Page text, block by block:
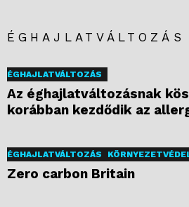
ÉGHAJLATVÁLTOZÁS
ÉGHAJLATVÁLTOZÁS
Az éghajlatváltozásnak
korábban kezdődik az
ÉGHAJLATVÁLTOZÁS
Zero carbon Britain